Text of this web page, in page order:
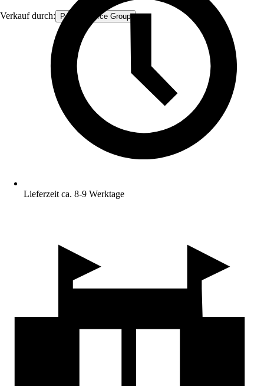
Verkauf durch: Procommerce Group
Lieferzeit ca. 8-9 Werktage